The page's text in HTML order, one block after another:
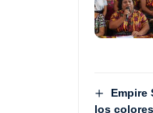
Empire
los